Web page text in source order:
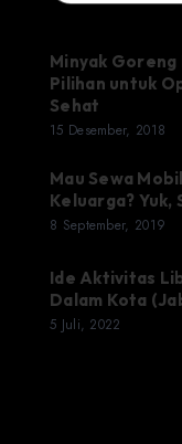
Minyak
Pilihan untuk
Sehat
15 Desember, 2018
Mau Sewa
Keluarga? Yuk,
8 September, 2019
Ide Aktivitas
Dalam Kota
5 Juli, 2022